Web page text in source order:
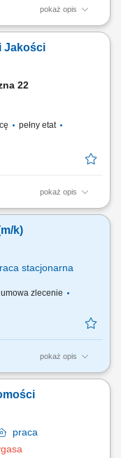
pokaż opis
z bieżącym procesem
gotowych
oraz porządek na
Jakości
22
pełny etat
pokaż opis
i
gotowych oraz
i produktów,
k)
stacjonarna
umowa zlecenie
pokaż opis
części wspólnych, hali
zlecone przez
praca